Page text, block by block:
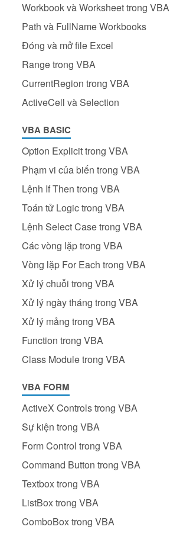
Workbook và Worksheet trong VBA
Path và FullName Workbooks
Đóng và mở file Excel
Range trong VBA
CurrentRegion trong VBA
ActiveCell và Selection
VBA BASIC
Option Explicit trong VBA
Phạm vi của biến trong VBA
Lệnh If Then trong VBA
Toán tử Logic trong VBA
Lệnh Select Case trong VBA
Các vòng lặp trong VBA
Vòng lặp For Each trong VBA
Xử lý chuỗi trong VBA
Xử lý ngày tháng trong VBA
Xử lý mảng trong VBA
Function trong VBA
Class Module trong VBA
VBA FORM
ActiveX Controls trong VBA
Sự kiện trong VBA
Form Control trong VBA
Command Button trong VBA
Textbox trong VBA
ListBox trong VBA
ComboBox trong VBA